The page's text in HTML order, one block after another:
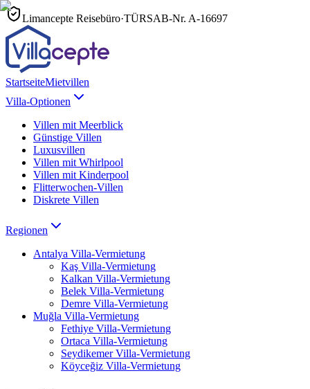
Limancepte Reisebüro·TÜRSAB-Nr. A-16697
StartseiteMietvillen
Villa-Optionen
Villen mit Meerblick
Günstige Villen
Luxusvillen
Villen mit Whirlpool
Villen mit Kinderpool
Flitterwochen-Villen
Diskrete Villen
Regionen
Antalya Villa-Vermietung
Kaş Villa-Vermietung
Kalkan Villa-Vermietung
Belek Villa-Vermietung
Demre Villa-Vermietung
Muğla Villa-Vermietung
Fethiye Villa-Vermietung
Ortaca Villa-Vermietung
Seydikemer Villa-Vermietung
Köyceğiz Villa-Vermietung